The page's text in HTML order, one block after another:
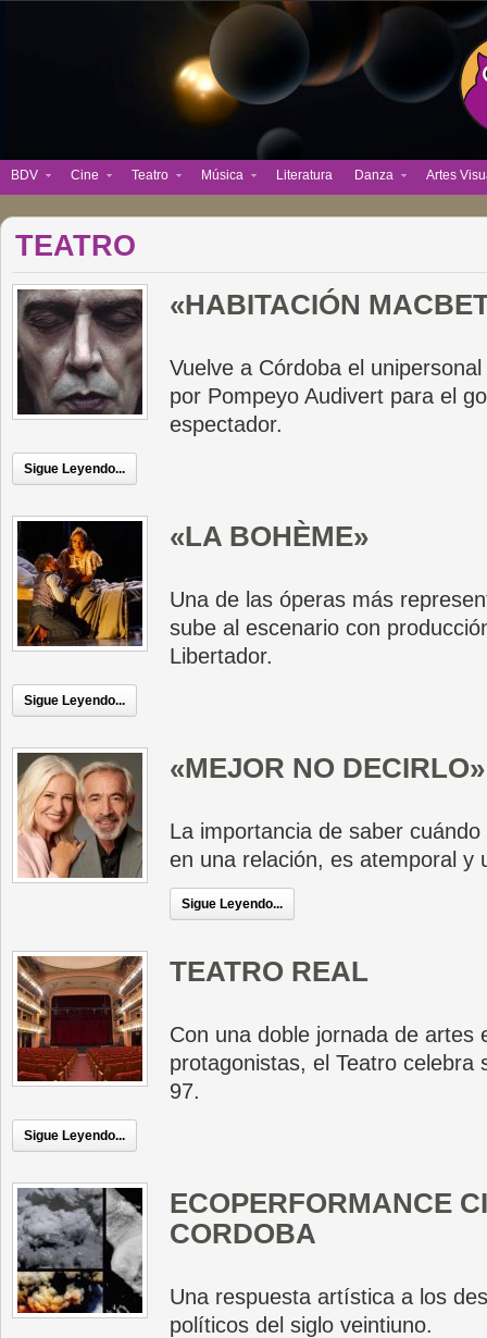
BDV Cine Teatro Música Literatura Danza Artes
TEATRO
«HABITACIÓN
Vuelve a Córdoba el
por Pompeyo Audivert para el
espectador.
Sigue Leyendo...
«LA BOHÈME»
Una de las óperas más
sube al escenario con
Libertador.
Sigue Leyendo...
«MEJOR NO DECIRLO»
La importancia de saber
en una relación, es atemporal y
Sigue Leyendo...
TEATRO REAL
Con una doble jornada de artes
protagonistas, el Teatro celebra
97.
Sigue Leyendo...
ECOPERFORMANCE
CORDOBA
Una respuesta artística a los
políticos del siglo veintiuno.